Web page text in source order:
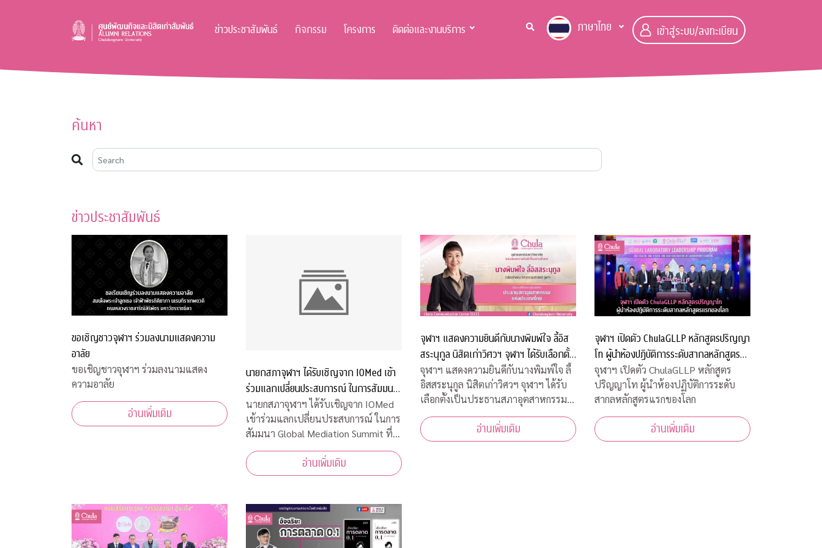
ข่าวประชาสัมพันธ์ กิจกรรม โครงการ ติดต่อและงานบริการ ภาษาไทย เข้าสู่ระบบ/ลงทะเบียน
ค้นหา
ข่าวประชาสัมพันธ์
ขอเชิญชาวจุฬาฯ ร่วมลงนามแสดงความ
อาลัย
ขอเชิญชาวจุฬาฯ ร่วมลงนามแสดง
ความอาลัย
อ่านเพิ่มเติม
นายกสภาจุฬาฯ ได้รับเชิญจาก IOMed เข้า
ร่วมแลกเปลี่ยนประสบการณ์ ในการสัมมนา
Global Mediation Summit ที่ฮ่องกง
นายกสภาจุฬาฯ ได้รับเชิญจาก IOMed
เข้าร่วมแลกเปลี่ยนประสบการณ์ ในการ
สัมมนา Global Mediation Summit ที่
ฮ่องกง
อ่านเพิ่มเติม
จุฬาฯ แสดงความยินดีกับนางพิมพ์ใจ ลี้อิส
สระนุกูล นิสิตเก่าวิศวฯ จุฬาฯ ได้รับเลือกตั้ง
เป็นประธานสภาอุตสาหกรรมแห่งประเทศไทย
จุฬาฯ แสดงความยินดีกับนางพิมพ์ใจ ลี้
อิสสระนุกูล นิสิตเก่าวิศวฯ จุฬาฯ ได้รับ
เลือกตั้งเป็นประธานสภาอุตสาหกรรม
แห่งประเทศไทย
อ่านเพิ่มเติม
จุฬาฯ เปิดตัว ChulaGLLP หลักสูตรปริญญา
โท ผู้นำห้องปฏิบัติการระดับสากลหลักสูตร
แรกของโลก
จุฬาฯ เปิดตัว ChulaGLLP หลักสูตร
ปริญญาโท ผู้นำห้องปฏิบัติการระดับ
สากลหลักสูตรแรกของโลก
อ่านเพิ่มเติม